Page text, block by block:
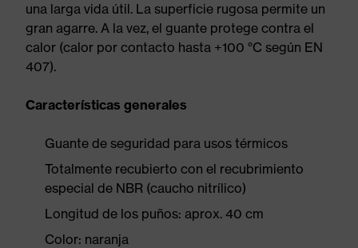
una larga vida útil. La superficie rugosa permite un
gran agarre. A la vez, el guante protege contra el
calor (calor por contacto hasta +100 °C según EN
407).
Características generales
Guante de seguridad para usos térmicos
Totalmente recubierto con el recubrimiento
especial de NBR (caucho nitrílico)
Longitud de los puños: aprox. 40 cm
Color: naranja